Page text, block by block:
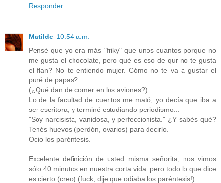
Responder
Matilde 10:54 a.m.
Pensé que yo era más "friky" que unos cuantos porque no
me gusta el chocolate, pero qué es eso de qur no te gusta
el flan? No te entiendo mujer. Cómo no te va a gustar el
puré de papas?
(¿Qué dan de comer en los aviones?)
Lo de la facultad de cuentos me mató, yo decía que iba a
ser escritora, y terminé estudiando periodismo...
"Soy narcisista, vanidosa, y perfeccionista." ¿Y sabés qué?
Tenés huevos (perdón, ovarios) para decirlo.
Odio los paréntesis.
Excelente definición de usted misma señorita, nos vimos
sólo 40 minutos en nuestra corta vida, pero todo lo que dice
es cierto (creo) (fuck, dije que odiaba los paréntesis!)